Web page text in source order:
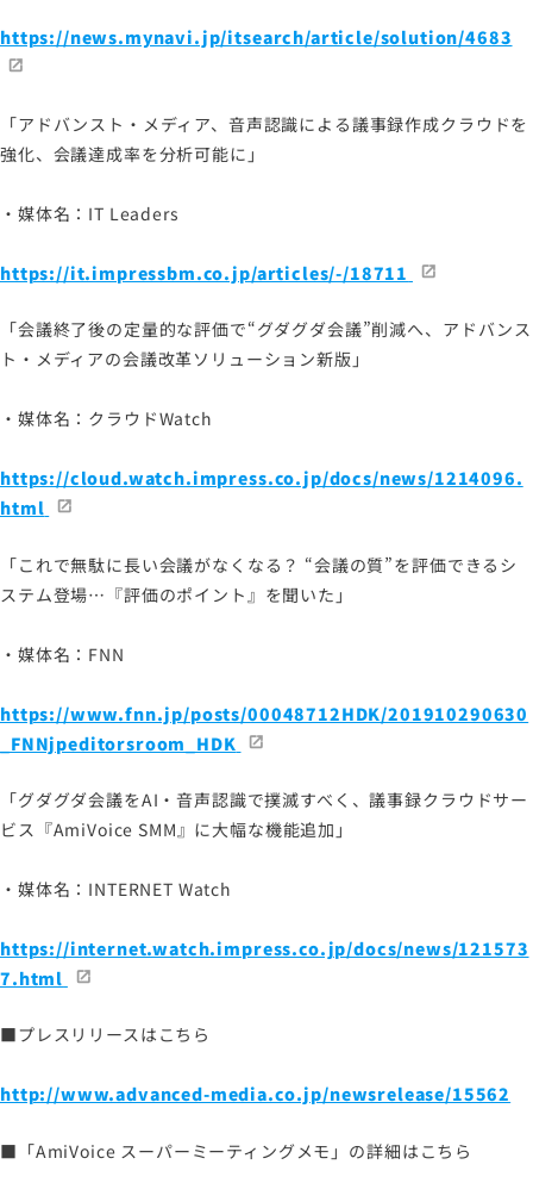
https://news.mynavi.jp/itsearch/article/solution/4683
「アドバンスト・メディア、音声認識による議事録作成クラウドを
強化、会議達成率を分析可能に」
・媒体名：IT Leaders
https://it.impressbm.co.jp/articles/-/18711
「会議終了後の定量的な評価で“グダグダ会議”削減へ、アドバンス
ト・メディアの会議改革ソリューション新版」
・媒体名：クラウドWatch
https://cloud.watch.impress.co.jp/docs/news/1214096.
html
「これで無駄に長い会議がなくなる？ “会議の質”を評価できるシ
ステム登場…『評価のポイント』を聞いた」
・媒体名：FNN
https://www.fnn.jp/posts/00048712HDK/201910290630
_FNNjpeditorsroom_HDK
「グダグダ会議をAI・音声認識で撲滅すべく、議事録クラウドサー
ビス『AmiVoice SMM』に大幅な機能追加」
・媒体名：INTERNET Watch
https://internet.watch.impress.co.jp/docs/news/121573
7.html
■プレスリリースはこちら
http://www.advanced-media.co.jp/newsrelease/15562
■「AmiVoice スーパーミーティングメモ」の詳細はこちら